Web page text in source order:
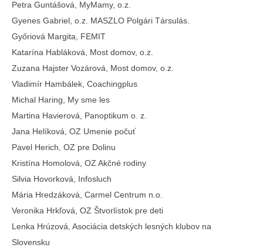
Petra Guntášová, MyMamy, o.z.
Gyenes Gabriel, o.z. MASZLO Polgári Társulás.
Győriová Margita, FEMIT
Katarína Habláková, Most domov, o.z.
Zuzana Hajster Vozárová, Most domov, o.z.
Vladimír Hambálek, Coachingplus
Michal Haring, My sme les
Martina Havierová, Panoptikum o. z.
Jana Helíková, OZ Umenie počuť
Pavel Herich, OZ pre Dolinu
Kristína Homolová, OZ Akčné rodiny
Silvia Hovorková, Infosluch
Mária Hredzáková, Carmel Centrum n.o.
Veronika Hrkľová, OZ Štvorlístok pre deti
Lenka Hrúzová, Asociácia detských lesných klubov na
Slovensku